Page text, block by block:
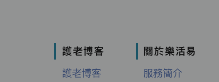
護老博客
護老博客
關於樂活易
服務簡介